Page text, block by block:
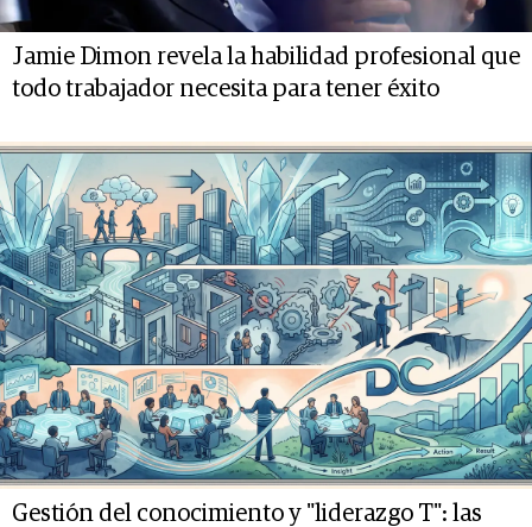
Jamie Dimon revela la habilidad profesional que
todo trabajador necesita para tener éxito
Gestión del conocimiento y "liderazgo T": las